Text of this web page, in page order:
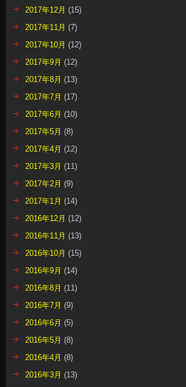
2017年12月 (15)
2017年11月 (7)
2017年10月 (12)
2017年9月 (12)
2017年8月 (13)
2017年7月 (17)
2017年6月 (10)
2017年5月 (8)
2017年4月 (12)
2017年3月 (11)
2017年2月 (9)
2017年1月 (14)
2016年12月 (12)
2016年11月 (13)
2016年10月 (15)
2016年9月 (14)
2016年8月 (11)
2016年7月 (9)
2016年6月 (5)
2016年5月 (8)
2016年4月 (8)
2016年3月 (13)